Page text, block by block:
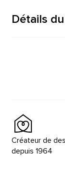
Détails
Créateur de
depuis 1964